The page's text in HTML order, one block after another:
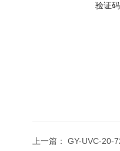
验证
上一篇： GY-UVC-20-